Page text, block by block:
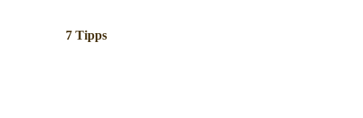
7 Tipps